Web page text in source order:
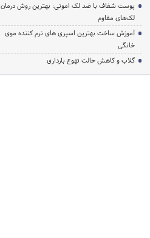
پوست شفاف با ضد لک امونی: بهترین روش درمان
لک‌های مقاوم
آموزش ساخت بهترین اسپری های نرم‌ کننده موی
خانگی
گلاب و کاهش حالت تهوع بارداری